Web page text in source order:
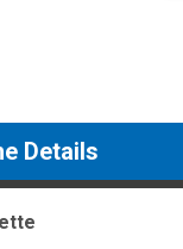
Details